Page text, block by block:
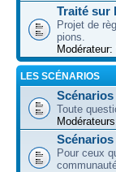
Traité sur
Projet de
pions.
Modérateur:
LES SCÉNARIOS
Toute
Pour ceux